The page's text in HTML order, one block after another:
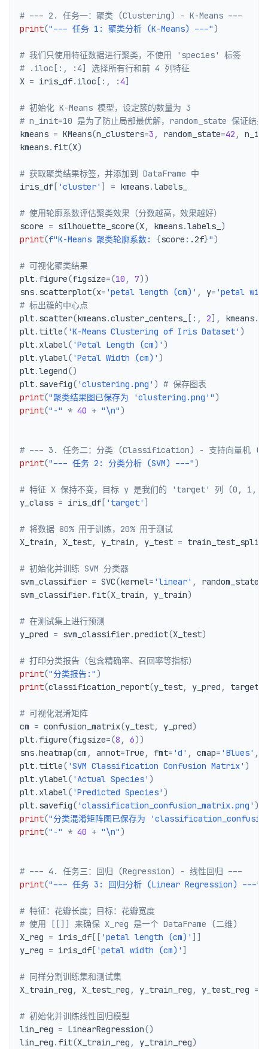
# --- 2. 任务一：聚类 (Clustering) - K-Means ---
print("--- 任务 1: 聚类分析 (K-Means) ---" )
# 我们只使用特征数据进行聚类，不使用 'species' 标签
# .iloc[:, :4] 选择所有行和前 4 列特征
X = iris_df. iloc : , :4
# 初始化 K-Means 模型，设定簇的数量为 3
# n_init=10 是为了防止局部最优解，random_state 保证结果
kmeans = KMeans(n_clusters=3 , random_state=42 ,
kmeans. fit(X)
# 获取聚类结果标签，并添加到 DataFrame 中
iris_df
'cluster' = kmeans.
# 使用轮廓系数评估聚类效果（分数越高，效果越好）
score = silhouette_score(X, kmeans.labels_ )
print(f"K-Means 聚类轮廓系数: {score : .2f}" )
# 可视化聚类结果
plt. figure(figsize=(10 , 7) )
sns. scatterplot(x= 'petal length (cm)' , y= 'petal
# 标出簇的中心点
plt. scatter(kmeans.cluster_centers_ : , 2 , kmeans.
plt. title( 'K-Means Clustering of Iris Dataset' )
plt. xlabel( 'Petal Length (cm)' )
plt. ylabel( 'Petal Width (cm)' )
plt.legend()
plt. savefig( 'clustering.png' ) # 保存图表
print("聚类结果图已保存为 'clustering.png'" )
print("-" * 40 + "\n" )
# --- 3. 任务二：分类 (Classification) - 支持向量机
print("--- 任务 2: 分类分析 (SVM) ---" )
# 特征 X 保持不变，目标 y 是我们的 'target' 列 (0, 1,
y_class = iris_df 'target'
# 将数据 80% 用于训练，20% 用于测试
X_train , X_test, y_train , y_test = train_test_split
# 初始化并训练 SVM 分类器
svm_classifier = SVC(kernel= 'linear' , random_state
svm_classifier. fit(X_train , y_train)
# 在测试集上进行预测
y_pred = svm_classifier.predict(X_test)
# 打印分类报告（包含精确率、召回率等指标）
print("分类报告:" )
print(classification_report(y_test, y_pred ,
# 可视化混淆矩阵
cm = confusion_matrix(y_test, y_pred)
plt. figure(figsize=(8 , 6) )
sns.heatmap(cm , annot=True , fmt= 'd' , cmap= 'Blues' ,
plt. title( 'SVM Classification Confusion Matrix' )
plt. ylabel( 'Actual Species' )
plt. xlabel( 'Predicted Species' )
plt. savefig( 'classification_confusion_matrix.png' )
print("分类混淆矩阵图已保存为
print("-" * 40 + "\n" )
# --- 4. 任务三：回归 (Regression) - 线性回归 ---
print("--- 任务 3: 回归分析 (Linear Regression) ---"
# 特征：花瓣长度；目标：花瓣宽度
# 使用 [[]] 来确保 X_reg 是一个 DataFrame (二维)
X_reg = iris_df 'petal length (cm)'
y_reg = iris_df 'petal width (cm)'
# 同样分割训练集和测试集
X_train_reg , X_test_reg , y_train_reg , y_test_reg =
# 初始化并训练线性回归模型
lin_reg = LinearRegression()
lin_reg . fit(X_train_reg , y_train_reg)